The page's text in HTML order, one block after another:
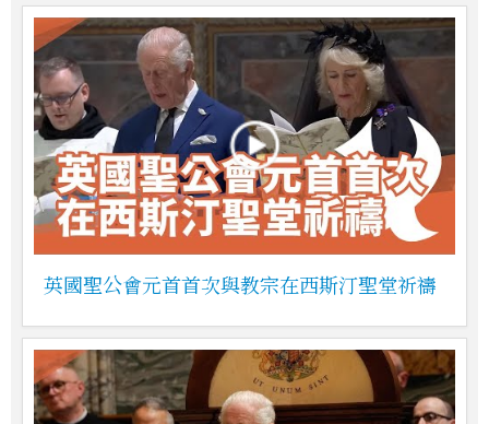
英國聖公會元首首次與教宗在西斯汀聖堂祈禱